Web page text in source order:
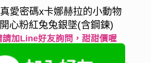
真愛密碼x卡娜赫拉的小動物
心粉紅兔兔銀墜(含鋼鍊)
請加Line好友詢問，甜甜價喔